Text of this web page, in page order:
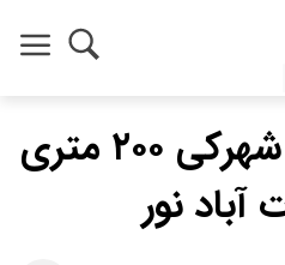
خرید ویلا فلت شهرکی ۲۰۰ متری
نور